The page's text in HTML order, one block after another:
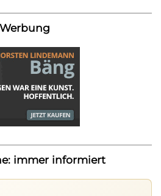
Werbung
immer informiert